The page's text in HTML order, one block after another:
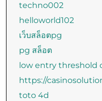
techno002
helloworld102
เว็บสล็อตpg
pg สล็อต
low entry threshold
https://
toto 4d